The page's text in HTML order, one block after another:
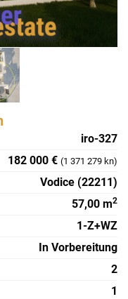
iro-327
182 000 € (1 371 279 kn)
Vodice (22211)
57,00 m2
1-Z+WZ
In Vorbereitung
2
1